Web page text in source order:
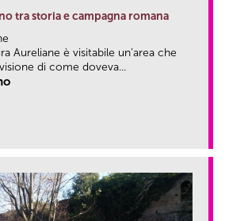
tra storia e campagna romana
Aureliane è visitabile un’area che
di come doveva...